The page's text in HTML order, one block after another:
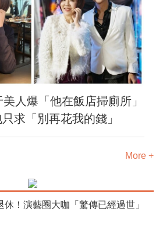
人爆「他在飯店掃廁所」
求「別再花我的錢」
More +
！演藝圈大咖「驚傳已經過世」